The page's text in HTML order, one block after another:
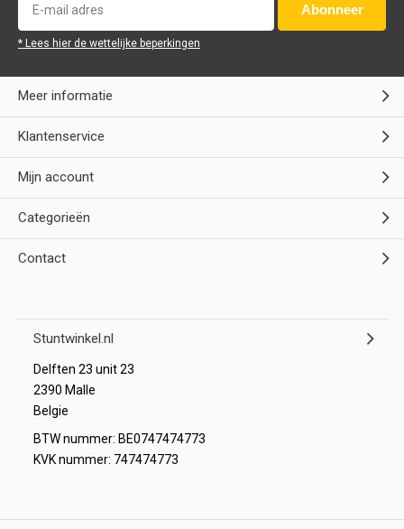
Abonneer
* Lees hier de wettelijke beperkingen
Meer informatie
Klantenservice
Mijn account
Categorieën
Contact
Stuntwinkel.nl
Delften 23 unit 23
2390 Malle
Belgie
BTW nummer: BE0747474773
KVK nummer: 747474773